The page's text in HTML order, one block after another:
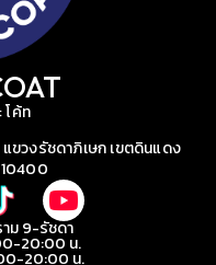
โค้ท
ขวงรัชดาภิเษก เขตดินแดง
าม 9-รัชดา
20:00 น.
20:00 น.